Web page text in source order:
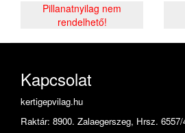
Pillanatnyilag nem
rendelhető!
Kapcsolat
kertigepvilag.hu
Raktár: 8900. Zalaegerszeg, Hrsz. 6557/